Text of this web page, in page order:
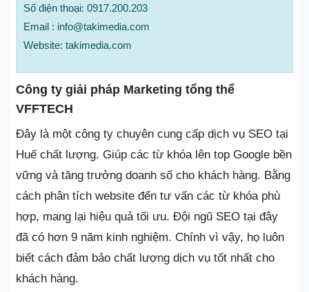
Số điện thoại: 0917.200.203
Email : info@takimedia.com
Website: takimedia.com
Công ty giải pháp Marketing tổng thể
VFFTECH
Đây là một công ty chuyên cung cấp dịch vụ SEO tại
Huế chất lượng. Giúp các từ khóa lên top Google bền
vững và tăng trưởng doanh số cho khách hàng. Bằng
cách phân tích website đến tư vấn các từ khóa phù
hợp, mang lại hiệu quả tối ưu. Đội ngũ SEO tại đây
đã có hơn 9 năm kinh nghiệm. Chính vì vậy, họ luôn
biết cách đảm bảo chất lượng dịch vụ tốt nhất cho
khách hàng.